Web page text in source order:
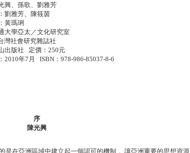
興、孫歌、劉雅芳
劉雅芳、陳筱茵
黃瑪琍
大學亞太／文化研究室
社會研究雜誌社
出版社 定價：250元
2010年7月 ISBN：978-986-85037-8-6
序
陳光興
是在亞洲區域中建立起一個認可的機制， 讓亞洲重要的思想資源